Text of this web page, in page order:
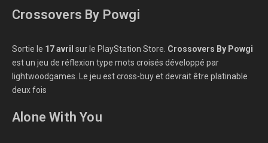
Crossovers By Powgi
Sortie le 17 avril sur le PlayStation Store. Crossovers By Powgi
est un jeu de réflexion type mots croisés développé par
lightwoodgames. Le jeu est cross-buy et devrait être platinable
deux fois
Alone With You